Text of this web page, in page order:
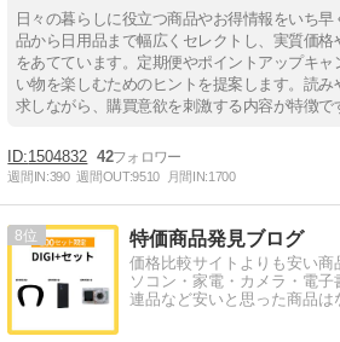
日々の暮らしに役立つ商品やお得情報をいち
品から日用品まで幅広くセレクトし、実質価
をあてています。定期便やポイントアップキ
い物を楽しむためのヒントを提案します。読
求しながら、購買意欲を刺激する内容が特徴で
1504832 42
週間IN:390 週間OUT:9510 月間IN:1700
8 特価商品発見ブログ
価格比較サイトよりも安い
ソコン・家電・カメラ・電
連品など安いと思った商品は